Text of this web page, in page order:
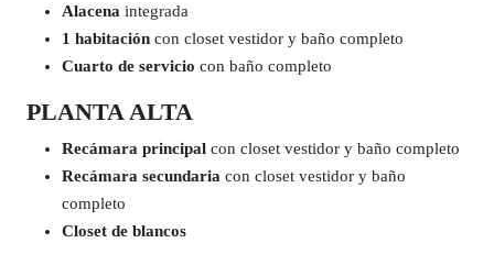
Alacena integrada
1 habitación con closet vestidor y baño completo
Cuarto de servicio con baño completo
PLANTA ALTA
Recámara principal con closet vestidor y baño completo
Recámara secundaria con closet vestidor y baño
completo
Closet de blancos